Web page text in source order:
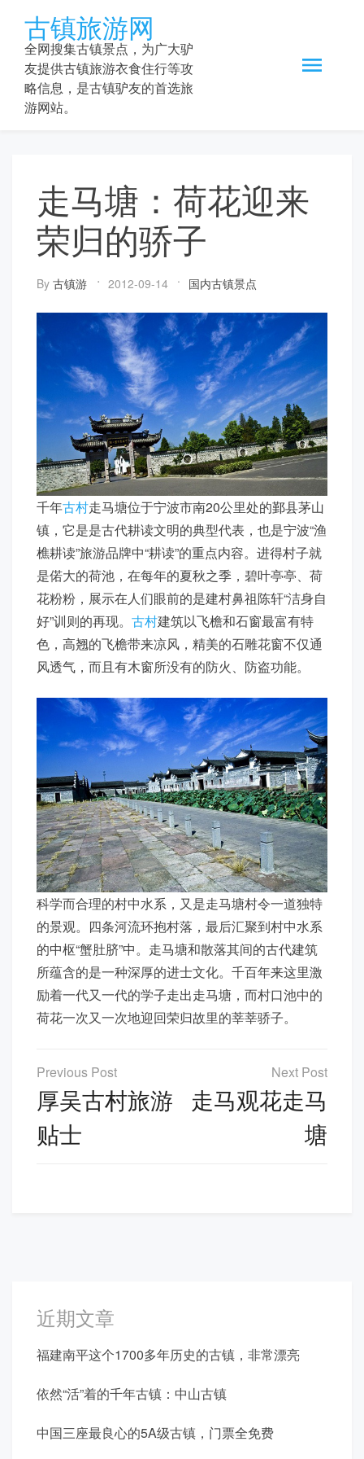
content
古镇旅游网
全网搜集古镇景点，为广大驴
友提供古镇旅游衣食住行等攻
略信息，是古镇驴友的首选旅
游网站。
走马塘：荷花迎来
荣归的骄子
By 古镇游 2012-09-14 国内古镇景点
千年古村走马塘位于宁波市南20公里处的鄞县茅山
镇，它是是古代耕读文明的典型代表，也是宁波“渔
樵耕读”旅游品牌中“耕读”的重点内容。进得村子就
是偌大的荷池，在每年的夏秋之季，碧叶亭亭、荷
花粉粉，展示在人们眼前的是建村鼻祖陈轩“洁身自
好”训则的再现。 古村建筑以飞檐和石窗最富有特
色，高翘的飞檐带来凉风，精美的石雕花窗不仅通
风透气，而且有木窗所没有的防火、防盗功能。
科学而合理的村中水系，又是走马塘村令一道独特
的景观。四条河流环抱村落，最后汇聚到村中水系
的中枢“蟹肚脐”中。走马塘和散落其间的古代建筑
所蕴含的是一种深厚的进士文化。千百年来这里激
励着一代又一代的学子走出走马塘，而村口池中的
荷花一次又一次地迎回荣归故里的莘莘骄子。
文
章
导
航
厚吴古村旅游
贴士
走马观花走马
塘
近期文章
福建南平这个1700多年历史的古镇，非常漂亮
依然“活”着的千年古镇：中山古镇
中国三座最良心的5A级古镇，门票全免费